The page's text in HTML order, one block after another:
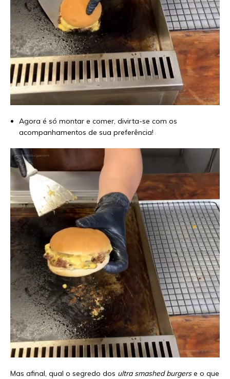
Agora é só montar e comer, divirta-se com os
acompanhamentos de sua preferência!
Mas afinal, qual o segredo dos ultra smashed burgerse o que